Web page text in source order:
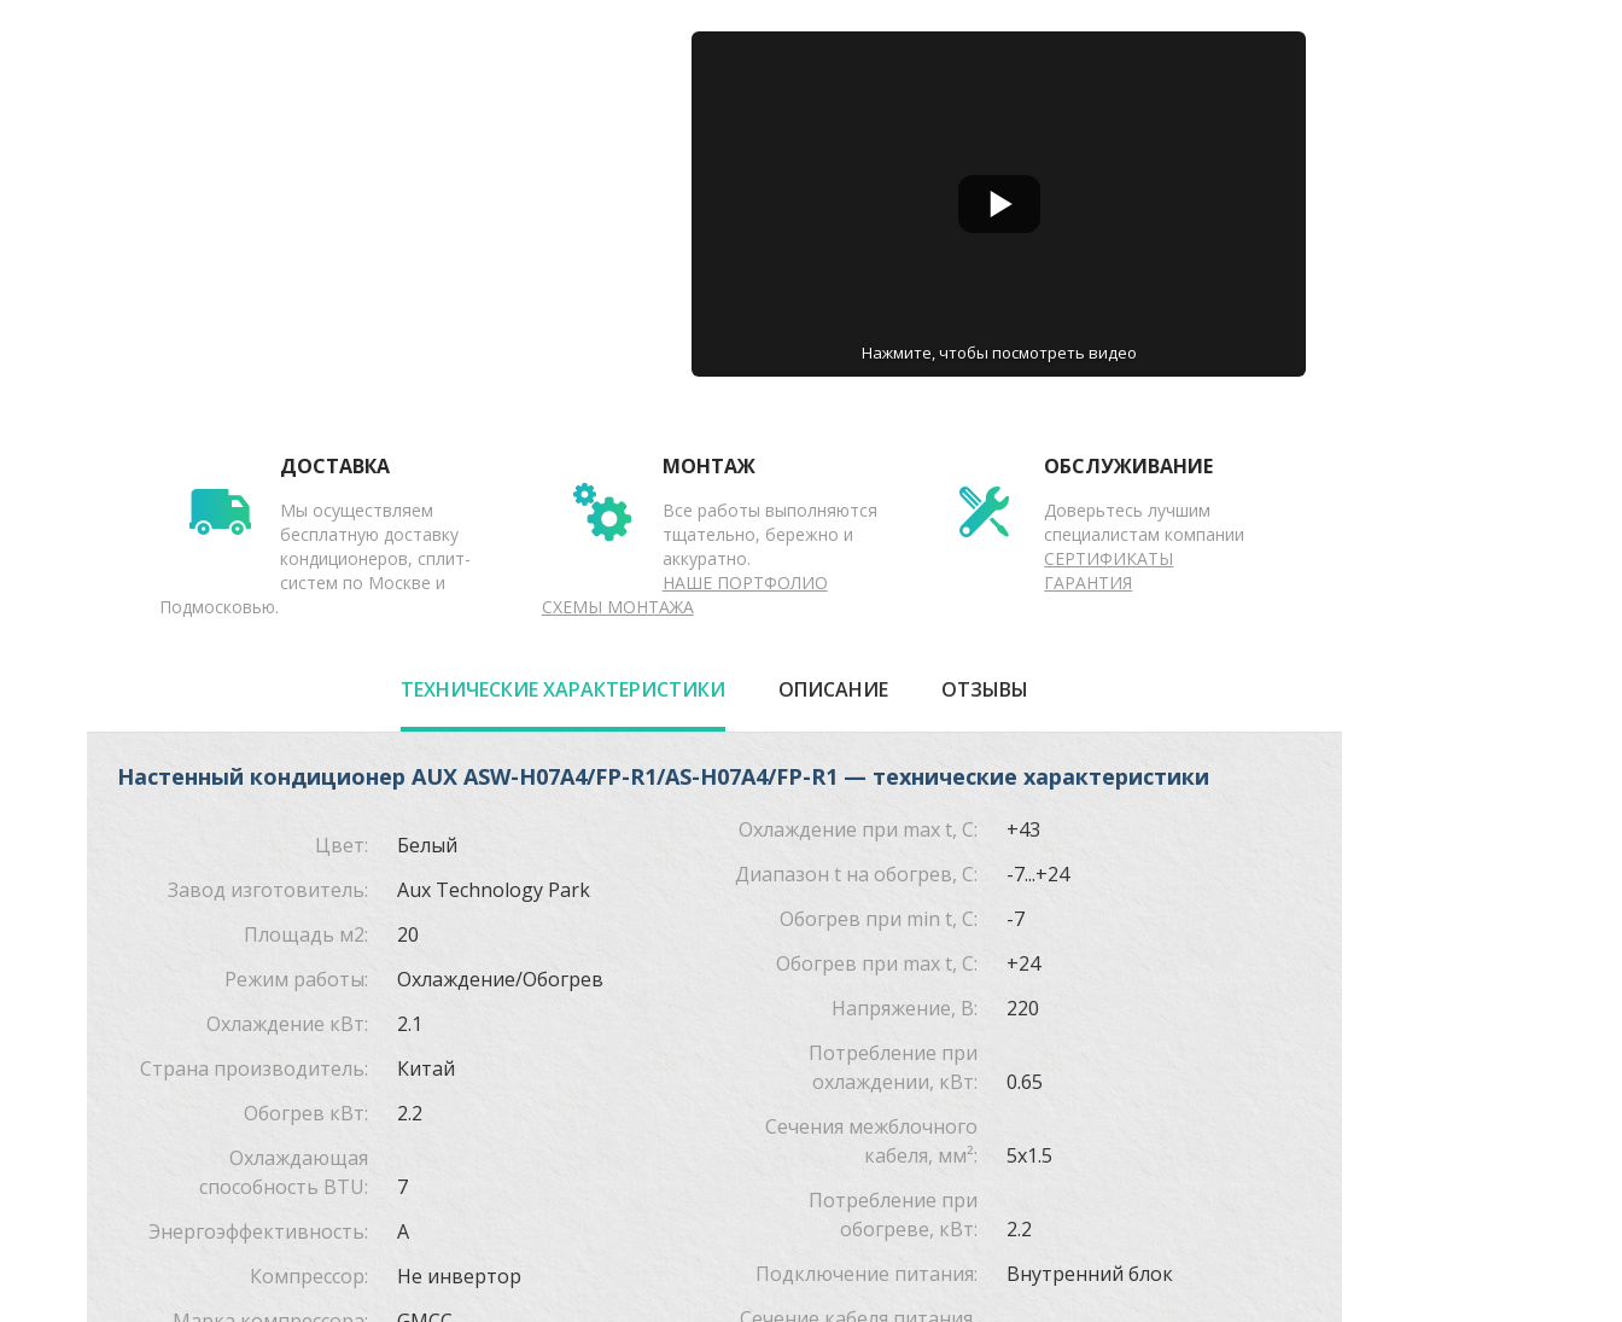
Нажмите, чтобы посмотреть видео
ДОСТАВКА
Мы осуществляем
бесплатную доставку
кондиционеров, сплит-
систем по Москве и
Подмосковью.
МОНТАЖ
Все работы выполняются
тщательно, бережно и
аккуратно.
НАШЕ ПОРТФОЛИО
СХЕМЫ МОНТАЖА
ОБСЛУЖИВАНИЕ
Доверьтесь лучшим
специалистам компании
СЕРТИФИКАТЫ
ГАРАНТИЯ
ТЕХНИЧЕСКИЕ ХАРАКТЕРИСТИКИ ОПИСАНИЕ ОТЗЫВЫ
Настенный кондиционер AUX ASW-H07A4/FP-R1/AS-H07A4/FP-R1 — технические характеристики
Цвет:
Белый
Завод изготовитель:
Aux Technology Park
Площадь м2:
20
Режим работы:
Охлаждение/Обогрев
Охлаждение кВт:
2.1
Страна производитель:
Китай
Обогрев кВт:
2.2
Охлаждающая
способность BTU:
7
Энергоэффективность:
A
Компрессор:
Не инвертор
Охлаждение при max t, C:
+43
Диапазон t на обогрев, С:
-7...+24
Обогрев при min t, C:
-7
Обогрев при max t, C:
+24
Напряжение, В:
220
Потребление при
охлаждении, кВт:
0.65
Сечения межблочного
кабеля, мм²:
5x1.5
Потребление при
обогреве, кВт:
2.2
Подключение питания:
Внутренний блок